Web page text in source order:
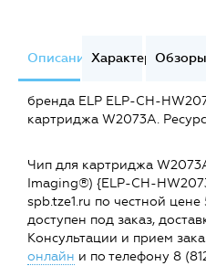
ОписаниеХарактеристики
Обзоры
бренда ELP ELP-CH-
картриджа W2073A.
Чип для картриджа
Imaging®) {ELP-CH-
spb.tze1.ru по честной
доступен под заказ,
Консультации и прием
онлайн и по телефону 8